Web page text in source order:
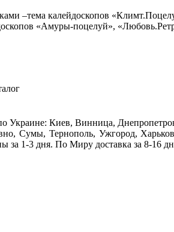
–тема калейдоскопов
«Амуры-поцелуй»,
Украине: Киев, Винница,
Сумы, Тернополь, Ужгород,
за 1-3 дня. По Миру доставка за 8-16